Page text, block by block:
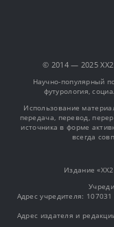
© 2014 — 2025
Научно-популярный
футурология,
Использование
передача, перевод,
источника в форме
всегда
Издание
Адрес учредителя:
Адрес издателя и